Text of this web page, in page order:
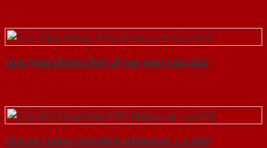
Cửa Thép Chống Cháy 2P tay nam Cửa-SGD
Cửa Gỗ Chống Cháy MDF Melamine 1-a-SGD